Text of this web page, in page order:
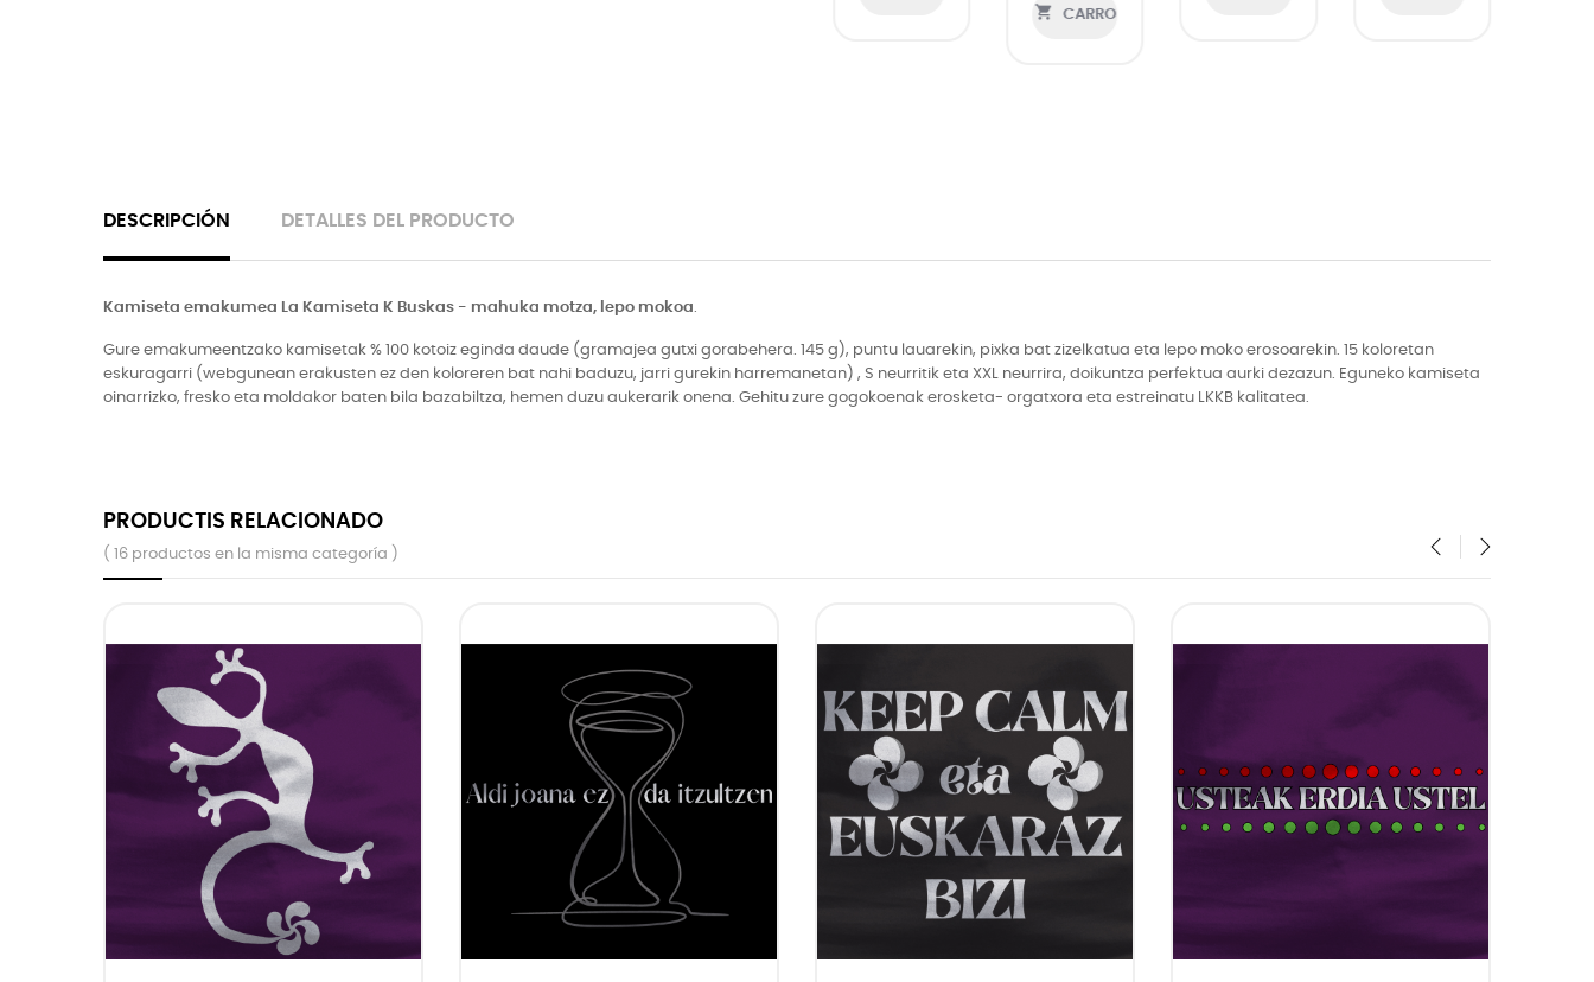
 CARRO
DESCRIPCIÓN DETALLES DEL PRODUCTO
Kamiseta emakumea La Kamiseta K Buskas - mahuka motza, lepo mokoa
Gure emakumeentzako kamisetak % 100 kotoiz eginda daude (gramajea gutxi gorabehera. 145 g), puntu lauarekin, pixka bat zizelkatua eta lepo moko erosoarekin. 15 koloretan
eskuragarri (webgunean erakusten ez den koloreren bat nahi baduzu, jarri gurekin harremanetan) , S neurritik eta XXL neurrira, doikuntza perfektua aurki dezazun. Eguneko kamiseta
oinarrizko, fresko eta moldakor baten bila bazabiltza, hemen duzu aukerarik onena. Gehitu zure gogokoenak erosketa- orgatxora eta estreinatu LKKB kalitatea.
PRODUCTIS RELACIONADO
( 16 productos en la misma categoría )